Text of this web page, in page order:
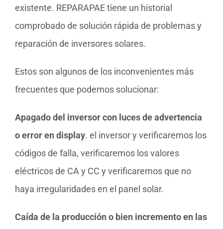
existente. REPARAPAE tiene un historial
comprobado de solución rápida de problemas y
reparación de inversores solares.
Estos son algunos de los inconvenientes más
frecuentes que podemos solucionar:
Apagado del inversor con luces de advertencia
o error en display. el inversor y verificaremos los
códigos de falla, verificaremos los valores
eléctricos de CA y CC y verificaremos que no
haya irregularidades en el panel solar.
Caída de la producción o bien incremento en las